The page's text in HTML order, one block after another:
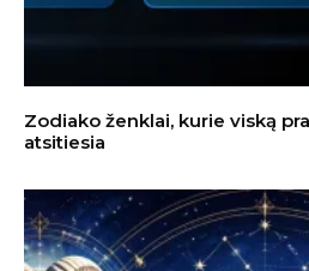
Zodiako ženklai, kurie viską
atsitiesia